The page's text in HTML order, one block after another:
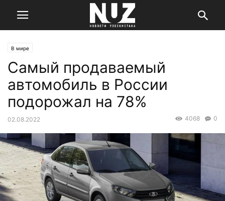
В мире
Самый продаваемый
автомобиль в России
подорожал на 78%
02.08.2022 0
4068